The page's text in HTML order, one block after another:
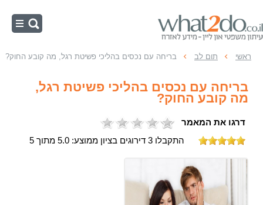
ראשי
תום לב בפשיטת רגל
כינוס נכסים
ראשי תום לב בריחה עם נכסים בהליכי פשיטת רגל, מה קובע החוק?
בריחה עם נכסים בהליכי פשיטת רגל,
מה קובע החוק?
דרגו את המאמר
התקבלו 3 דירוגים בציון ממוצע: 5.0 מתוך 5